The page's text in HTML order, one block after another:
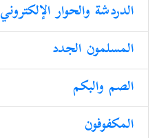
الدردشة والحوار الإلكتروني
المسلمون الجدد
الصم والبكم
المكفوفون